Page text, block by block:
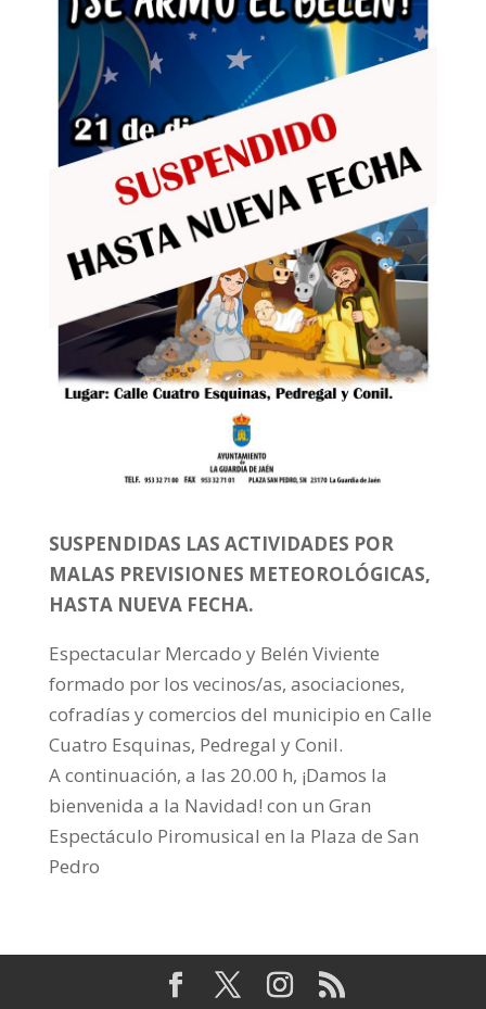
SUSPENDIDAS LAS ACTIVIDADES POR
MALAS PREVISIONES METEOROLÓGICAS,
HASTA NUEVA FECHA.
Espectacular Mercado y Belén Viviente
formado por los vecinos/as, asociaciones,
cofradías y comercios del municipio en Calle
Cuatro Esquinas, Pedregal y Conil.
A continuación, a las 20.00 h, ¡Damos la
bienvenida a la Navidad! con un Gran
Espectáculo Piromusical en la Plaza de San
Pedro